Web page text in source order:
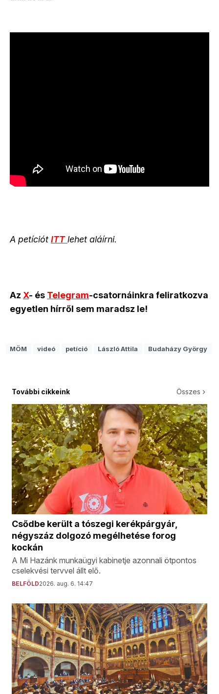
A petíciót ITT lehet aláírni.
Az X- és Telegram-csatornáinkra feliratkozva
egyetlen hírről sem maradsz le!
MÖM videó petíció László Attila Budaházy György
További cikkeink Összes
Csődbe került a tószegi kerékpárgyár,
négyszáz dolgozó megélhetése forog
kockán
A Mi Hazánk munkaügyi kabinetje azonnali ötpontos
cselekvési tervvel állt elő.
BELFÖLD2026. aug. 6. 14:47